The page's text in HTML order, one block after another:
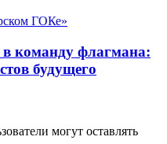
ГОКе»
в команду флагмана:
будущего
могут оставлять